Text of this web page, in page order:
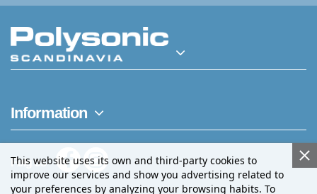
Information
This website uses its own and third-party cookies to
improve our services and show you advertising related to
your preferences by analyzing your browsing habits. To
Følg os